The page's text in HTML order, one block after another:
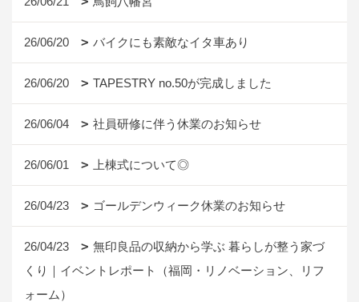
26/06/20 バイクにも素敵なイタ車あり
26/06/20 TAPESTRY no.50が完成しました
26/06/04 社員研修に伴う休業のお知らせ
26/06/01 上棟式について◎
26/04/23 ゴールデンウィーク休業のお知らせ
26/04/23
無印良品の収納から学ぶ 暮らしが整う家づ
くり｜イベントレポート（福岡・リノベーション、リフ
ォーム）